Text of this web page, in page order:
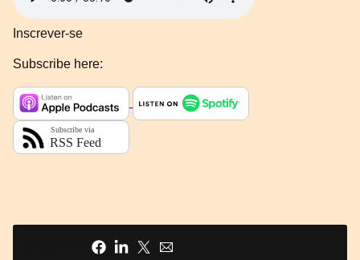
Inscrever-se
Subscribe here: